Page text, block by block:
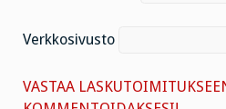
Verkkosivusto
VASTAA